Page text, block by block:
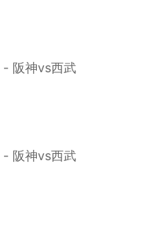
- 阪神vs西武
- 阪神vs西武